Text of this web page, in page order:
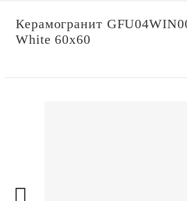
Керамогранит
White 60x60